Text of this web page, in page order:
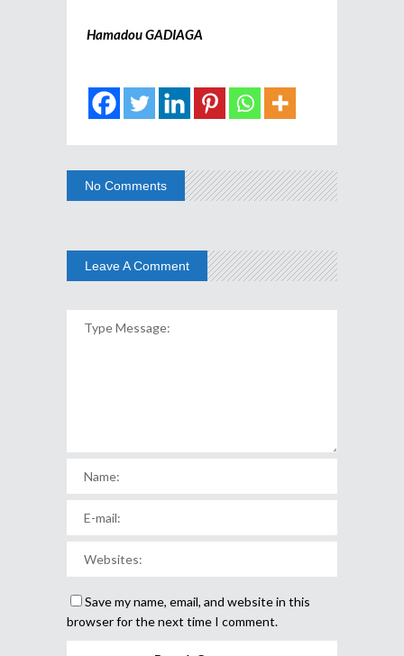
Hamadou GADIAGA
No Comments
Leave A Comment
Save my name, email, and website in this
browser for the next time I comment.